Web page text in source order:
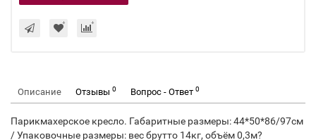
Описание Отзывы 0 Вопрос - Ответ 0
Парикмахерское кресло. Габаритные размеры: 44*50*86/97см
/ Упаковочные размеры: вес брутто 14кг, объём 0,3м?